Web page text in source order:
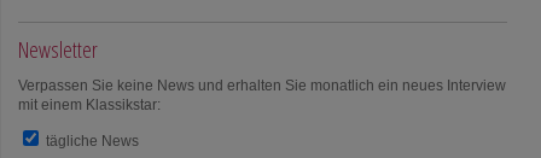
Newsletter
Verpassen Sie keine News und erhalten Sie monatlich ein neues Interview
mit einem Klassikstar:
tägliche News